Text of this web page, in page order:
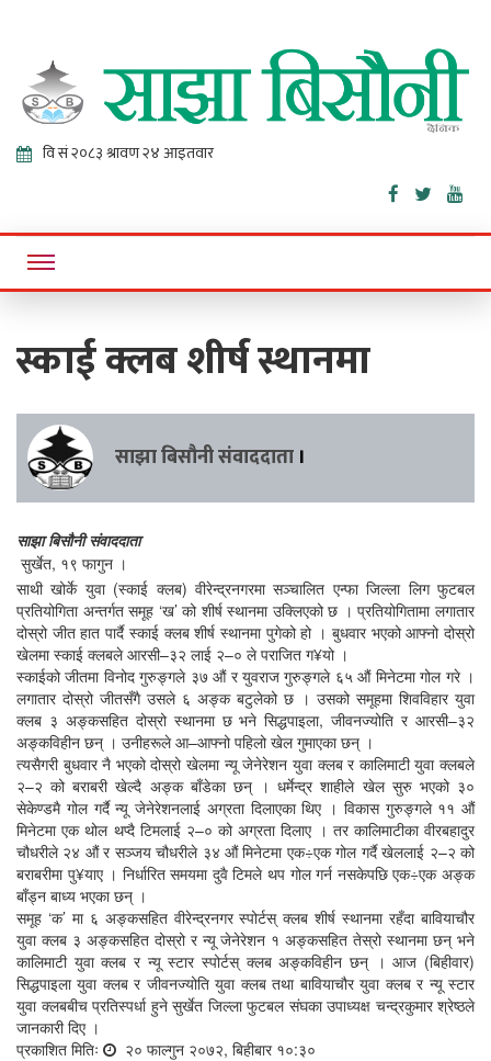
Sajha
Bisaunee
Online News Portal
स्काई क्लब शीर्ष स्थानमा
साझा बिसौनी संवाददाता ।
साझा बिसौनी संवाददाता
सुर्खेत, १९ फागुन ।
साथी खोर्के युवा (स्काई क्लब) वीरेन्द्रनगरमा सञ्चालित एन्फा जिल्ला लिग फुटबल
प्रतियोगिता अन्तर्गत समूह ‘ख’ को शीर्ष स्थानमा उक्लिएको छ । प्रतियोगितामा लगातार
दोस्रो जीत हात पार्दै स्काई क्लब शीर्ष स्थानमा पुगेको हो । बुधवार भएको आफ्नो दोस्रो
खेलमा स्काई क्लबले आरसी–३२ लाई २–० ले पराजित ग¥यो ।
स्काईको जीतमा विनोद गुरुङ्गले ३७ औं र युवराज गुरुङ्गले ६५ औं मिनेटमा गोल गरे ।
लगातार दोस्रो जीतसँगै उसले ६ अङ्क बटुलेको छ । उसको समूहमा शिवविहार युवा
क्लब ३ अङ्कसहित दोस्रो स्थानमा छ भने सिद्धपाइला, जीवनज्योति र आरसी–३२
अङ्कविहीन छन् । उनीहरूले आ–आफ्नो पहिलो खेल गुमाएका छन् ।
त्यसैगरी बुधवार नै भएको दोस्रो खेलमा न्यू जेनेरेशन युवा क्लब र कालिमाटी युवा क्लबले
२–२ को बराबरी खेल्दै अङ्क बाँडेका छन् । धर्मेन्द्र शाहीले खेल सुरु भएको ३०
सेकेण्डमै गोल गर्दै न्यू जेनेरेशनलाई अग्रता दिलाएका थिए । विकास गुरुङ्गले ११ औं
मिनेटमा एक थोल थप्दै टिमलाई २–० को अग्रता दिलाए । तर कालिमाटीका वीरबहादुर
चौधरीले २४ औं र सञ्जय चौधरीले ३४ औं मिनेटमा एक÷एक गोल गर्दै खेललाई २–२ को
बराबरीमा पु¥याए । निर्धारित समयमा दुवै टिमले थप गोल गर्न नसकेपछि एक÷एक अङ्क
बाँड्न बाध्य भएका छन् ।
समूह ‘क’ मा ६ अङ्कसहित वीरेन्द्रनगर स्पोर्टस् क्लब शीर्ष स्थानमा रहँदा बावियाचौर
युवा क्लब ३ अङ्कसहित दोस्रो र न्यू जेनेरेशन १ अङ्कसहित तेस्रो स्थानमा छन् भने
कालिमाटी युवा क्लब र न्यू स्टार स्पोर्टस् क्लब अङ्कविहीन छन् । आज (बिहीवार)
सिद्धपाइला युवा क्लब र जीवनज्योति युवा क्लब तथा बावियाचौर युवा क्लब र न्यू स्टार
युवा क्लबबीच प्रतिस्पर्धा हुने सुर्खेत जिल्ला फुटबल संघका उपाध्यक्ष चन्द्रकुमार श्रेष्ठले
जानकारी दिए ।
प्रकाशित मितिः
२० फाल्गुन २०७२, बिहीबार १०:३०